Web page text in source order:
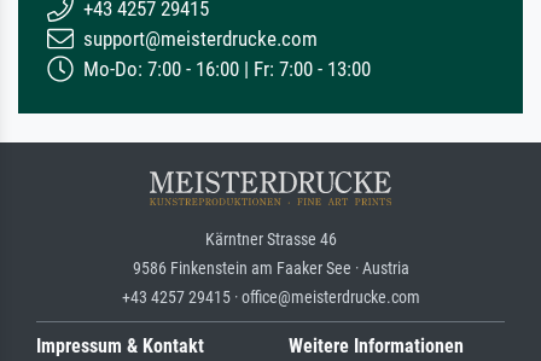
+43 4257 29415
support@meisterdrucke.com
Mo-Do: 7:00 - 16:00 | Fr: 7:00 - 13:00
Kärntner Strasse 46
9586 Finkenstein am Faaker See · Austria
+43 4257 29415 · office@meisterdrucke.com
Impressum & Kontakt Weitere Informationen